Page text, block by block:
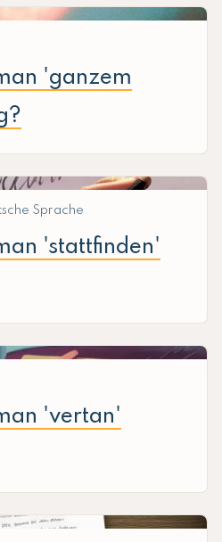
'ganzem
Sprache
'stattfinden'
'vertan'